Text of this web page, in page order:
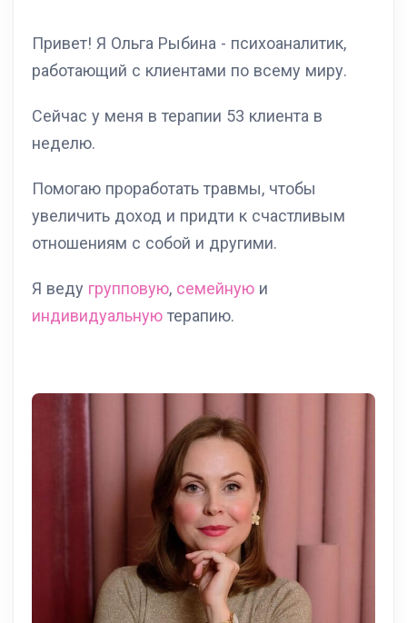
Привет! Я Ольга Рыбина - психоаналитик,
работающий с клиентами по всему миру.
Сейчас у меня в терапии 53 клиента в
неделю.
Помогаю проработать травмы, чтобы
увеличить доход и придти к счастливым
отношениям с собой и другими.
Я веду групповую, семейную и
индивидуальную терапию.